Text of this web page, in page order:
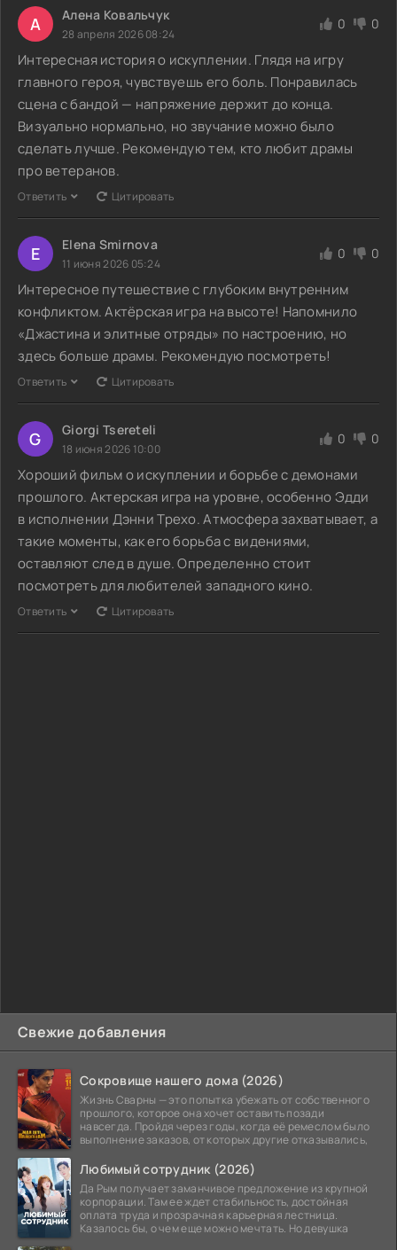
Свежие добавления
Сокровище нашего дома (2026)
Жизнь Сварны — это попытка убежать от собственного
прошлого, которое она хочет оставить позади
навсегда. Пройдя через годы, когда её ремеслом было
выполнение заказов, от которых другие отказывались,
Любимый сотрудник (2026)
Да Рым получает заманчивое предложение из крупной
корпорации. Там ее ждет стабильность, достойная
оплата труда и прозрачная карьерная лестница.
Казалось бы, о чем еще можно мечтать. Но девушка
А Алена Ковальчук
28 апреля 2026 08:24
0 0
Интересная история о искуплении. Глядя на игру
главного героя, чувствуешь его боль. Понравилась
сцена с бандой — напряжение держит до конца.
Визуально нормально, но звучание можно было
сделать лучше. Рекомендую тем, кто любит драмы
про ветеранов.
Ответить Цитировать
E Elena Smirnova
11 июня 2026 05:24
0 0
Интересное путешествие с глубоким внутренним
конфликтом. Актёрская игра на высоте! Напомнило
«Джастина и элитные отряды» по настроению, но
здесь больше драмы. Рекомендую посмотреть!
Ответить Цитировать
G Giorgi Tsereteli
18 июня 2026 10:00
0 0
Хороший фильм о искуплении и борьбе с демонами
прошлого. Актерская игра на уровне, особенно Эдди
в исполнении Дэнни Трехо. Атмосфера захватывает, а
такие моменты, как его борьба с видениями,
оставляют след в душе. Определенно стоит
посмотреть для любителей западного кино.
Ответить Цитировать